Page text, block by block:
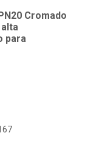
Cromado
para